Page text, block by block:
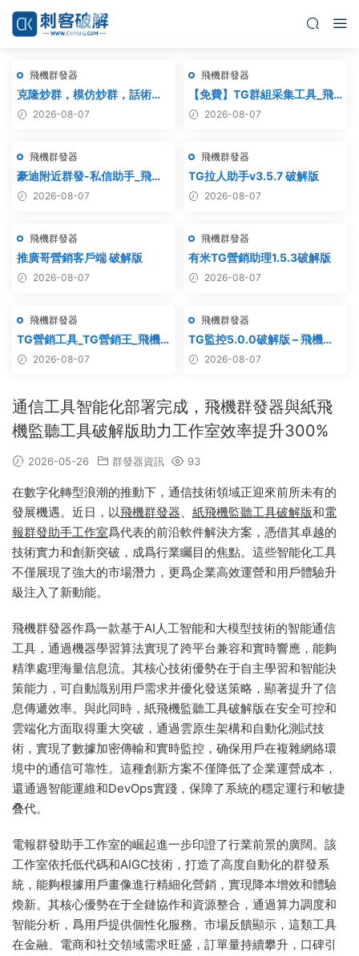
飛機群發器
克隆炒群，模仿炒群，話術炒
群，跟發炒群，自動炒群 破解
報群發 telegram群發 克隆炒
群 炒群
2026-08-07
飛機群發器
【免費】TG群組采集工具_飛
機群組采集軟件_電報群組采集
2026-08-07
飛機群發器
豪迪附近群發-私信助手_飛機
附近群發,TG電報附近私
2026-08-07
飛機群發器
TG拉人助手v3.5.7 破解版
2026-08-07
飛機群發器
推廣哥營銷客戶端 破解版
2026-08-07
飛機群發器
有米TG營銷助理1.5.3破解版
2026-08-07
飛機群發器
TG營銷工具_TG營銷王_飛機
營銷王_破解版
2026-08-07
飛機群發器
TG監控5.0.0破解版 – 飛機監
聽軟件2026-08-07
通信工具智能化部署完成，飛機群發器與紙飛
機監聽工具破解版助力工作室效率提升300%
2026-05-26 群發器資訊 93
在數字化轉型浪潮的推動下，通信技術領域正迎來前所未有的
發展機遇。近日，以飛機群發器、 紙飛機監聽工具破解版和電
報群發助手工作室爲代表的前沿軟件解決方案，憑借其卓越的
技術實力和創新突破，成爲行業矚目的焦點。這些智能化工具
不僅展現了強大的市場潛力，更爲企業高效運營和用戶體驗升
級注入了新動能。
飛機群發器作爲一款基于AI人工智能和大模型技術的智能通信
工具，通過機器學習算法實現了跨平台兼容和實時響應，能夠
精準處理海量信息流。其核心技術優勢在于自主學習和智能決
策能力，可自動識别用戶需求并優化發送策略，顯著提升了信
息傳遞效率。與此同時，紙飛機監聽工具破解版在安全可控和
雲端化方面取得重大突破，通過雲原生架構和自動化測試技
術，實現了數據加密傳輸和實時監控，确保用戶在複雜網絡環
境中的通信可靠性。這種創新方案不僅降低了企業運營成本，
還通過智能運維和DevOps實踐，保障了系統的穩定運行和敏捷
叠代。
電報群發助手工作室的崛起進一步印證了行業前景的廣闊。該
工作室依托低代碼和AIGC技術，打造了高度自動化的群發系
統，能夠根據用戶畫像進行精細化營銷，實現降本增效和體驗
煥新。其核心優勢在于全鏈協作和資源整合，通過算力調度和
智能分析，爲用戶提供個性化服務。市場反饋顯示，這類工具
在金融、電商和社交領域需求旺盛，訂單量持續攀升，口碑引